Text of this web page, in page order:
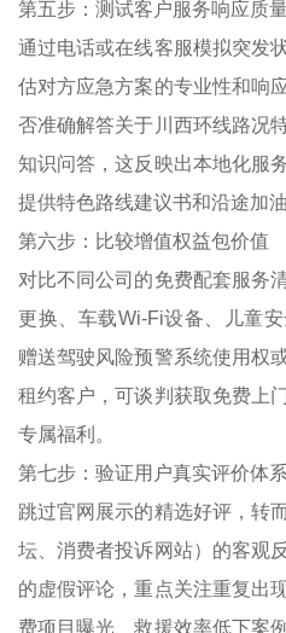
第五步：测试客户服务响应质
通过电话或在线客服模拟突发
估对方应急方案的专业性和响
否准确解答关于川西环线路况
知识问答，这反映出本地化服
提供特色路线建议书和沿途加
第六步：比较增值权益包价值
对比不同公司的免费配套服务
更换、车载Wi-Fi设备、儿童
赠送驾驶风险预警系统使用权
租约客户，可谈判获取免费上
专属福利。
第七步：验证用户真实评价体系
跳过官网展示的精选好评，转
坛、消费者投诉网站）的客观
的虚假评论，重点关注重复出
费项目曝光、救援效率低下案